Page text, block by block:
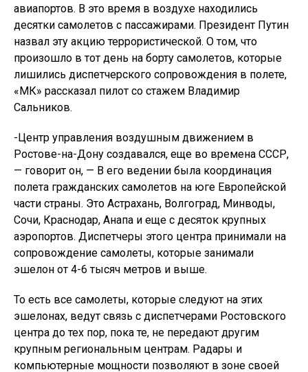
авиапортов. В это время в воздухе находились
десятки самолетов с пассажирами. Президент Путин
назвал эту акцию террористической. О том, что
произошло в тот день на борту самолетов, которые
лишились диспетчерского сопровождения в полете,
«МК» рассказал пилот со стажем Владимир
Сальников.
-Центр управления воздушным движением в
Ростове-на-Дону создавался, еще во времена СССР,
— говорит он, — В его ведении была координация
полета гражданских самолетов на юге Европейской
части страны. Это Астрахань, Волгоград, Минводы,
Сочи, Краснодар, Анапа и еще с десяток крупных
аэропортов. Диспетчеры этого центра принимали на
сопровождение самолеты, которые занимали
эшелон от 4-6 тысяч метров и выше.
То есть все самолеты, которые следуют на этих
эшелонах, ведут связь с диспетчерами Ростовского
центра до тех пор, пока те, не передают другим
крупным региональным центрам. Радары и
компьютерные мощности позволяют в зоне своей